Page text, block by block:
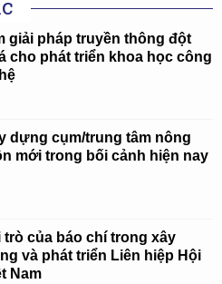
giải pháp truyền thông đột
cho phát triển khoa học công
dựng cụm/trung tâm nông
mới trong bối cảnh hiện nay
trò của báo chí trong xây
và phát triển Liên hiệp Hội
Nam